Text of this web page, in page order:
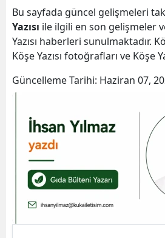
Bu sayfada güncel gelişmeleri
Yazısı ile ilgili en son gelişmeler
Yazısı haberleri sunulmaktadır.
Köşe Yazısı fotoğrafları ve Köşe
Güncelleme Tarihi: Haziran 07,